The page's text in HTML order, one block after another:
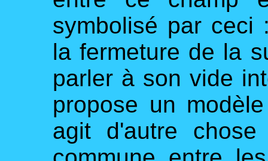
symbolisé par ceci
la fermeture de la
parler à son vide
propose un
agit d'autre